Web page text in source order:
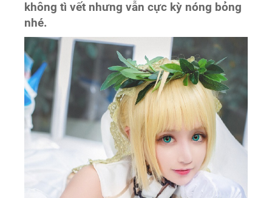
không tì vết nhưng vẫn cực kỳ nóng bỏng
nhé.